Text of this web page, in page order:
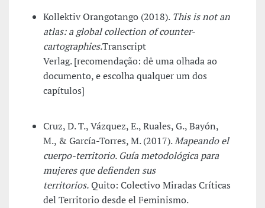
Kollektiv Orangotango (2018). This is not an
atlas: a global collection of counter-
cartographies.Transcript
Verlag. [recomendação: dê uma olhada ao
documento, e escolha qualquer um dos
capítulos]
Cruz, D. T., Vázquez, E., Ruales, G., Bayón,
M., & García-Torres, M. (2017).Mapeando el
cuerpo-territorio. Guía metodológica para
mujeres que defienden sus
territorios.Quito: Colectivo Miradas Críticas
del Territorio desde el Feminismo.